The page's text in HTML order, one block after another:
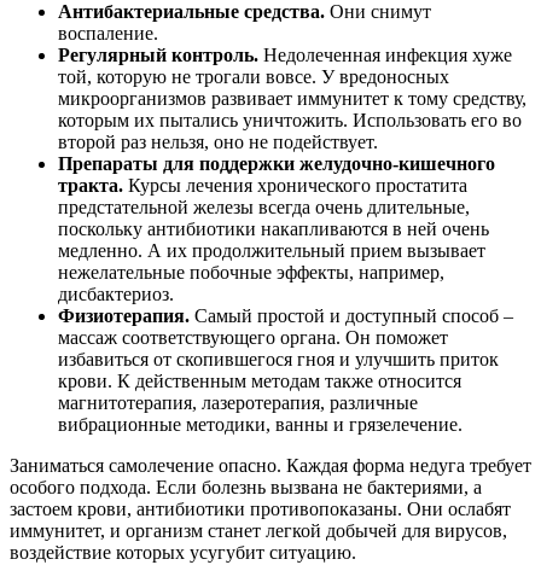
Антибактериальные средства. Они снимут
воспаление.
Регулярный контроль. Недолеченная инфекция хуже
той, которую не трогали вовсе. У вредоносных
микроорганизмов развивает иммунитет к тому средству,
которым их пытались уничтожить. Использовать его во
второй раз нельзя, оно не подействует.
Препараты для поддержки желудочно-кишечного
тракта. Курсы лечения хронического простатита
предстательной железы всегда очень длительные,
поскольку антибиотики накапливаются в ней очень
медленно. А их продолжительный прием вызывает
нежелательные побочные эффекты, например,
дисбактериоз.
Физиотерапия. Самый простой и доступный способ –
массаж соответствующего органа. Он поможет
избавиться от скопившегося гноя и улучшить приток
крови. К действенным методам также относится
магнитотерапия, лазеротерапия, различные
вибрационные методики, ванны и грязелечение.
Заниматься самолечение опасно. Каждая форма недуга требует
особого подхода. Если болезнь вызвана не бактериями, а
застоем крови, антибиотики противопоказаны. Они ослабят
иммунитет, и организм станет легкой добычей для вирусов,
воздействие которых усугубит ситуацию.